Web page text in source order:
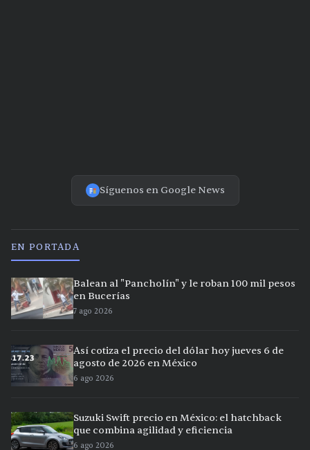
Síguenos en Google News
EN PORTADA
Balean al "Pancholín" y le roban 100 mil pesos
en Bucerías
7 ago 2026
Así cotiza el precio del dólar hoy jueves 6 de
agosto de 2026 en México
6 ago 2026
Suzuki Swift precio en México: el hatchback
que combina agilidad y eficiencia
6 ago 2026